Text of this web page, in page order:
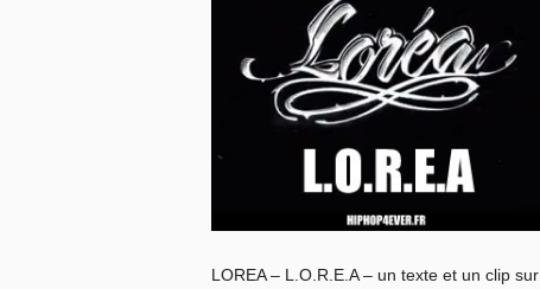
LOREA – L.O.R.E.A – un texte et un clip sur